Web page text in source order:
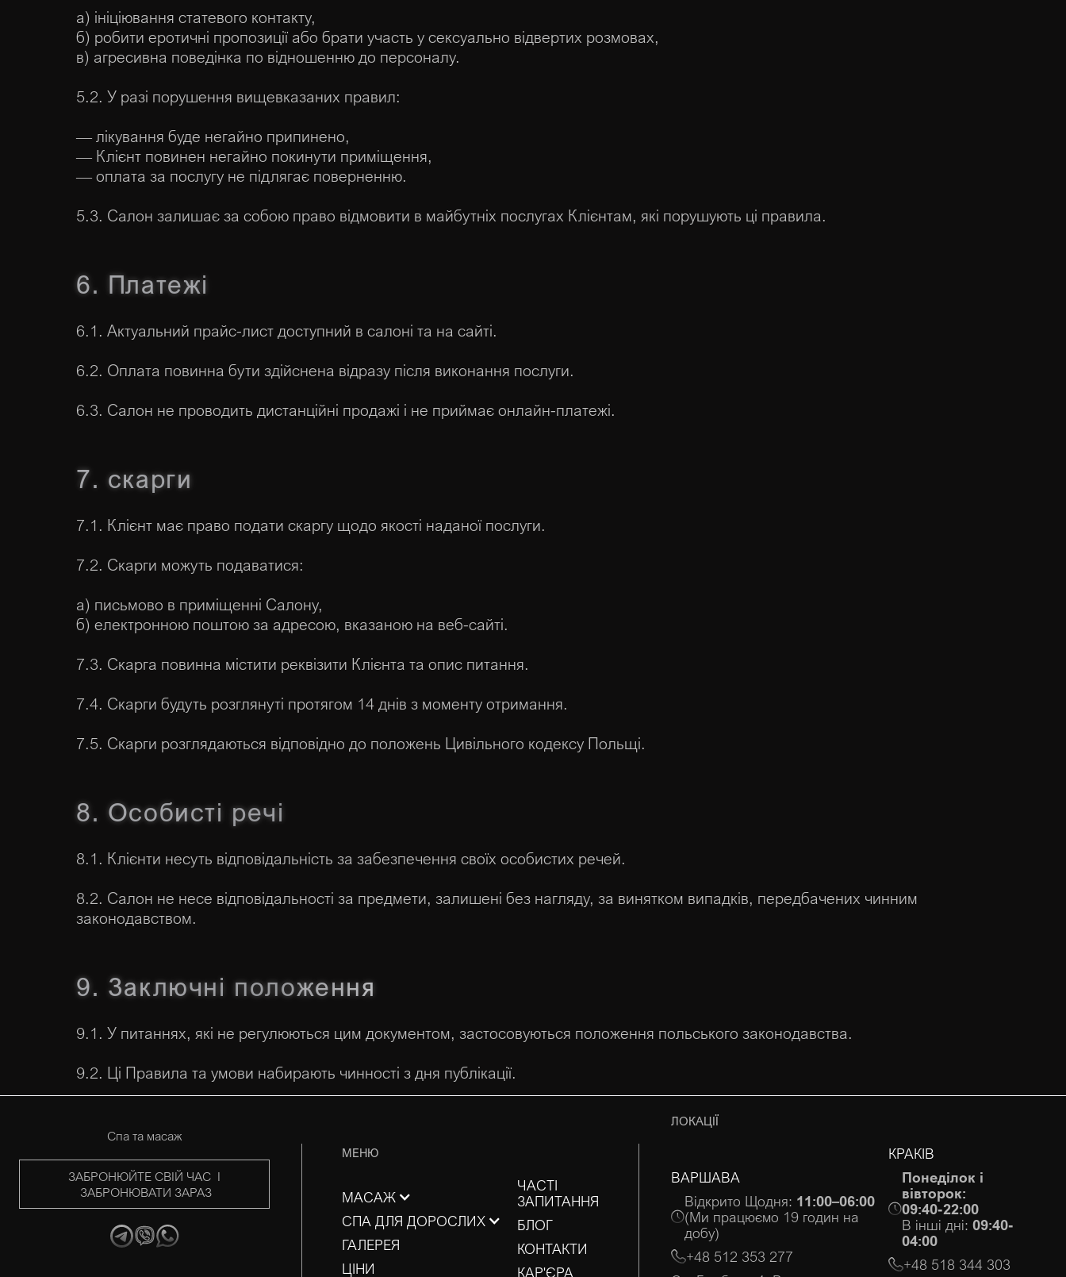
а) ініціювання статевого контакту,
б) робити еротичні пропозиції або брати участь у сексуально відвертих розмовах,
в) агресивна поведінка по відношенню до персоналу.
5.2. У разі порушення вищевказаних правил:
— лікування буде негайно припинено,
— Клієнт повинен негайно покинути приміщення,
— оплата за послугу не підлягає поверненню.
5.3. Салон залишає за собою право відмовити в майбутніх послугах Клієнтам, які порушують ці правила.
6. Платежі
6.1. Актуальний прайс-лист доступний в салоні та на сайті.
6.2. Оплата повинна бути здійснена відразу після виконання послуги.
6.3. Салон не проводить дистанційні продажі і не приймає онлайн-платежі.
7. скарги
7.1. Клієнт має право подати скаргу щодо якості наданої послуги.
7.2. Скарги можуть подаватися:
а) письмово в приміщенні Салону,
б) електронною поштою за адресою, вказаною на веб-сайті.
7.3. Скарга повинна містити реквізити Клієнта та опис питання.
7.4. Скарги будуть розглянуті протягом 14 днів з моменту отримання.
7.5. Скарги розглядаються відповідно до положень Цивільного кодексу Польщі.
8. Особисті речі
8.1. Клієнти несуть відповідальність за забезпечення своїх особистих речей.
8.2. Салон не несе відповідальності за предмети, залишені без нагляду, за винятком випадків, передбачених чинним
законодавством.
9. Заключні положення
9.1. У питаннях, які не регулюються цим документом, застосовуються положення польського законодавства.
9.2. Ці Правила та умови набирають чинності з дня публікації.
Спа та масаж
ЗАБРОНЮЙТЕ СВІЙ ЧАС I
ЗАБРОНЮВАТИ ЗАРАЗ
МЕНЮ
МАСАЖ
СПА ДЛЯ ДОРОСЛИХ
ГАЛЕРЕЯ
ЦІНИ
ЧАСТІ
ЗАПИТАННЯ
БЛОГ
КОНТАКТИ
КАР'ЄРА
ЛОКАЦІЇ
ВАРШАВА
Відкрито Щодня: 11:00–06:00
(Ми працюємо 19 годин на
добу)
+48 512 353 277
КРАКІВ
Понеділок і
вівторок:
09:40-22:00
В інші дні: 09:40-
04:00
+48 518 344 303